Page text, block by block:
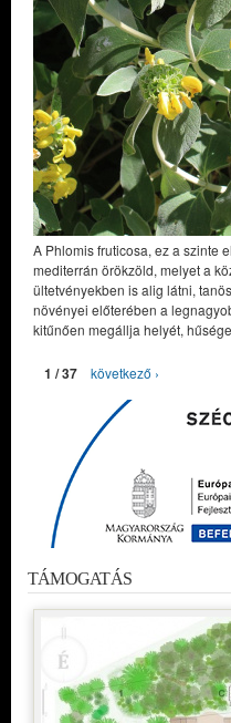
A Phlomis fruticosa, ez a szinte
mediterrán örökzöld, melyet a
ültetvényekben is alig látni,
növényei előterében a
kitűnően megállja helyét,
1 / 37 következő ›
TÁMOGATÁS